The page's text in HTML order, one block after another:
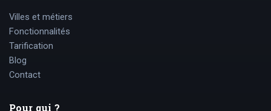
Villes et métiers
Fonctionnalités
Tarification
Blog
Contact
Pour qui ?